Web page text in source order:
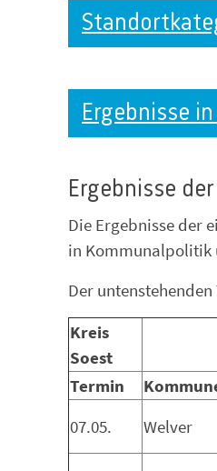
Ergebnisse
Ergebnisse
Die Ergebnisse der
in Kommunalpolitik
Der
Kreis
Soest
Termin
07.05.
Welver